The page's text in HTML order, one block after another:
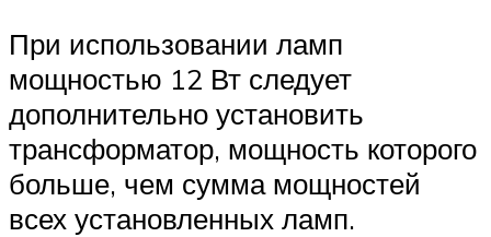
При использовании ламп
мощностью 12 Вт следует
дополнительно установить
трансформатор, мощность которого
больше, чем сумма мощностей
всех установленных ламп.